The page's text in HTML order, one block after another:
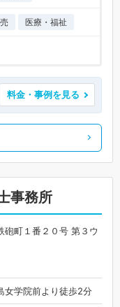
医療・福祉
料金・事例を見る
事務所
砲町１番２０号 第３ウ
女学院前より徒歩2分